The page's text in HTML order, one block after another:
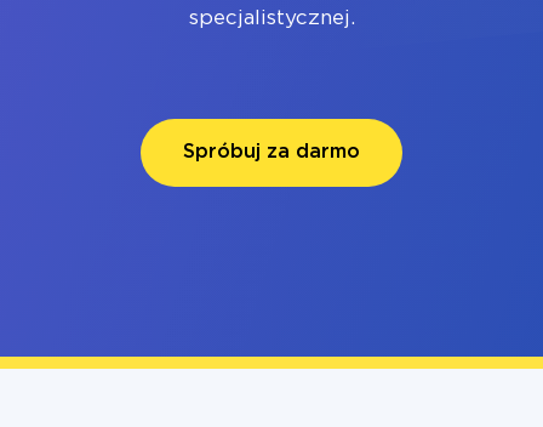
specjalistycznej.
Spróbuj za darmo